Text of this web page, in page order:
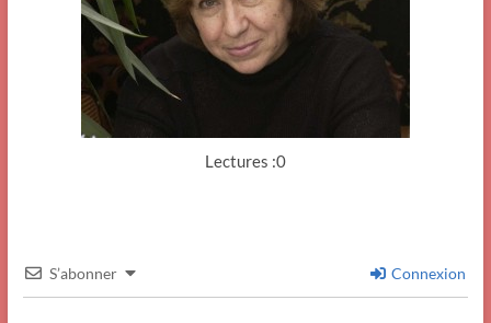
Lectures :0
S’abonner Connexion